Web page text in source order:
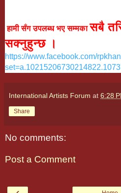
हामी सँग उपलब्ध भए सम्मकासबै
सक्नुहुन्छ ।
https://www.facebook.com/
International Artists Forum at 6:28
Share
No comments:
Post a Comment